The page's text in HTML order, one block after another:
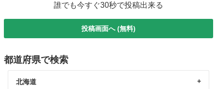
誰でも今すぐ30秒で投稿出来る
投稿画面へ (無料)
都道府県で検索
北海道